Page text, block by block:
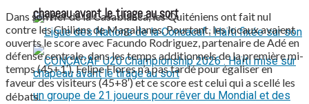
chapeau avant le tirage au sort
Dans son fief de la Casablanca, les Quiténiens ont fait nul
contre les Chiliens de Magallanes. Pourtant, les locaux avaient
ouverts le score avec Facundo Rodriguez, partenaire de Adé en
défense centrale, dans les temps additionnels de la première mi-
temps (45+1′). Felipe Flores n’a pas tardé pour égaliser en
faveur des visiteurs (45+8′) et ce score est celui qui a scellé les
débats.